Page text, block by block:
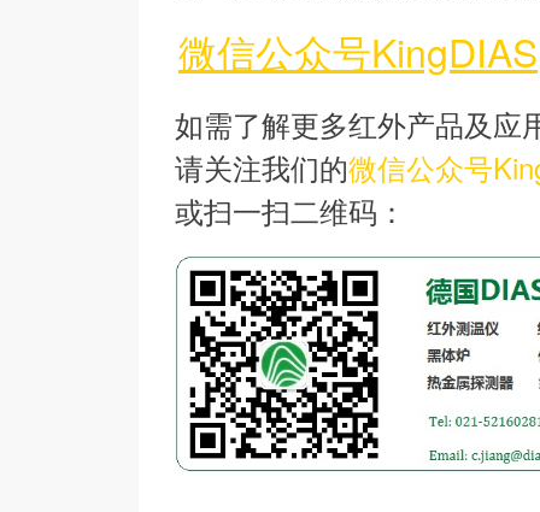
微信公众号KingDIAS
如需了解更多红外产品及应
请关注我们的微信公众号
或扫一扫二维码：